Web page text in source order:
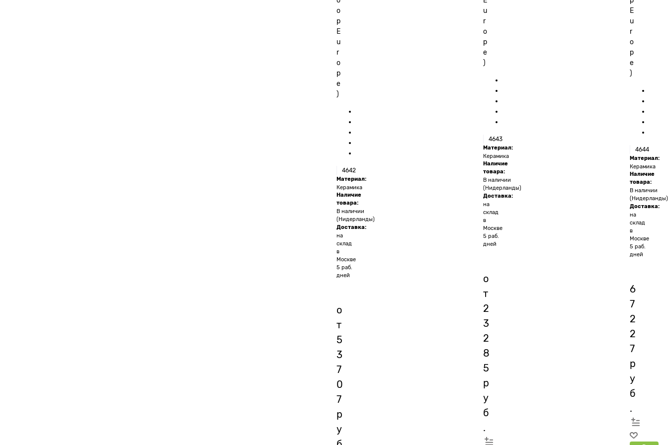
o
p
E
u
r
o
p
e
)
4642
Материал:
Керамика
Наличие
товара:
В наличии
(Нидерланды)
Доставка:
на
склад
в
Москве
5 раб.
дней
о
т
5
3
7
0
7
р
у
u
r
o
p
e
)
4643
Материал:
Керамика
Наличие
товара:
В наличии
(Нидерланды)
Доставка:
на
склад
в
Москве
5 раб.
дней
о
т
2
3
2
8
5
р
у
б
.
E
u
r
o
p
e
)
4644
Материал:
Керамика
Наличие
товара:
В наличии
(Нидерланды)
Доставка:
на
склад
в
Москве
5 раб.
дней
6
7
2
2
7
р
у
б
.